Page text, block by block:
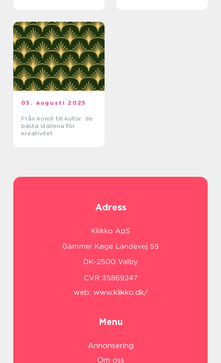
05. augusti 2025
Från konst till kultur: de
bästa ställena för
kreativitet
Adress
web: www.klikko.dk/
Menu
Annonsering
Om oss